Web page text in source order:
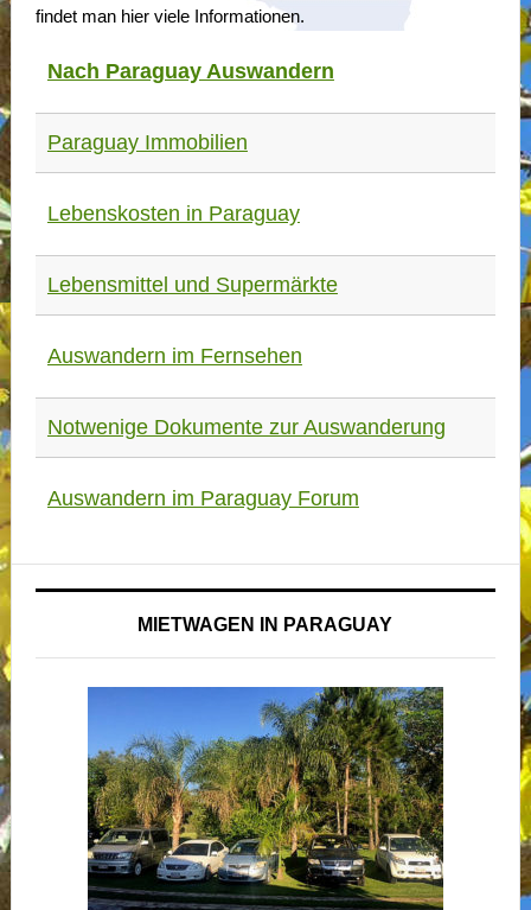
findet man hier viele Informationen.
Nach Paraguay Auswandern
Paraguay Immobilien
Lebenskosten in Paraguay
Lebensmittel und Supermärkte
Auswandern im Fernsehen
Notwenige Dokumente zur Auswanderung
Auswandern im Paraguay Forum
MIETWAGEN IN PARAGUAY